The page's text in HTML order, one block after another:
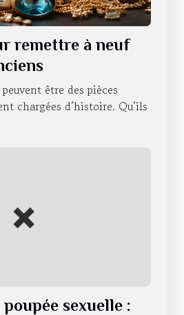
remettre à neuf
être des pièces
chargées d’histoire. Qu’ils
sexuelle :